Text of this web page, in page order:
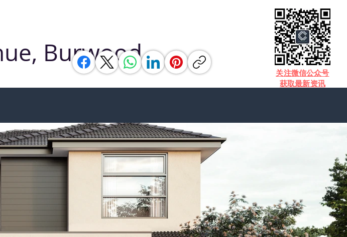
​关注微信公众号
获取最新资讯
Burwood
维州热门、VCE 高排名的
Brickworks，25 分钟车程直达墨
，高端精致的装修材料。